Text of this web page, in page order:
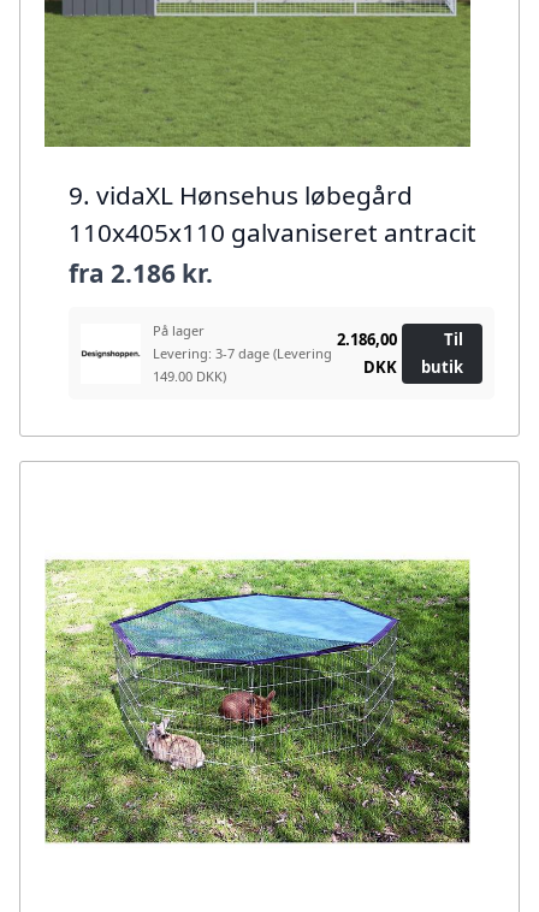
9. vidaXL Hønsehus løbegård
110x405x110 galvaniseret antracit
fra 2.186 kr.
På lager
Levering: 3-7 dage (Levering
149.00 DKK)
2.186,00
DKK
Til
butik